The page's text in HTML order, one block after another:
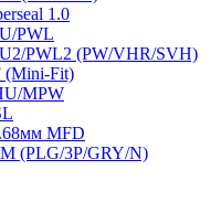
1.0
PWL
PWL2 (PW/VHR/SVH)
(Mini-Fit)
MPW
MFD
(PLG/3P/GRY/N)